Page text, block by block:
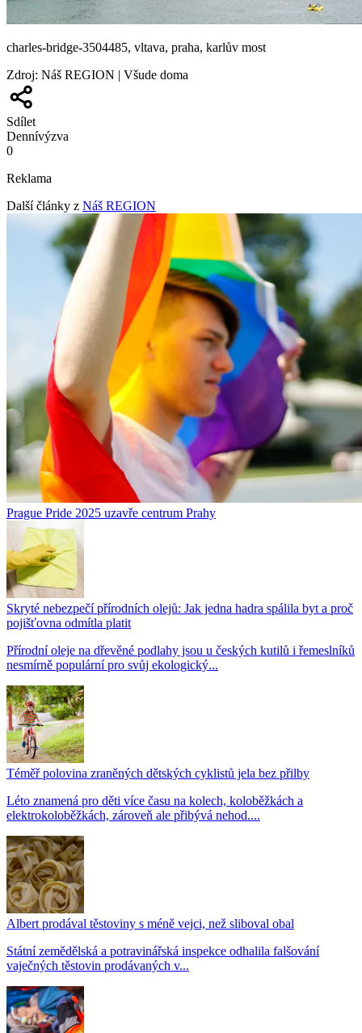
charles-bridge-3504485, vltava, praha, karlův most
Zdroj: Náš REGION | Všude doma
Sdílet
Dennívýzva
0
Reklama
Další články z Náš REGION
Prague Pride 2025 uzavře centrum Prahy
Skryté nebezpečí přírodních olejů: Jak jedna hadra spálila byt a proč
pojišťovna odmítla platit
Přírodní oleje na dřevěné podlahy jsou u českých kutilů i řemeslníků
nesmírně populární pro svůj ekologický...
Téměř polovina zraněných dětských cyklistů jela bez přilby
Léto znamená pro děti více času na kolech, koloběžkách a
elektrokoloběžkách, zároveň ale přibývá nehod....
Albert prodával těstoviny s méně vejci, než sliboval obal
Státní zemědělská a potravinářská inspekce odhalila falšování
vaječných těstovin prodávaných v...